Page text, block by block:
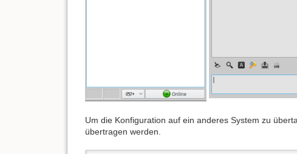
Um die Konfiguration auf ein anderes System zu
übertragen werden.